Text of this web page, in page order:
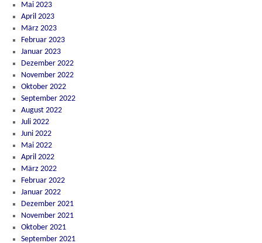
Mai 2023
April 2023
März 2023
Februar 2023
Januar 2023
Dezember 2022
November 2022
Oktober 2022
September 2022
August 2022
Juli 2022
Juni 2022
Mai 2022
April 2022
März 2022
Februar 2022
Januar 2022
Dezember 2021
November 2021
Oktober 2021
September 2021